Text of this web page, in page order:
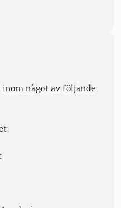
något av följande